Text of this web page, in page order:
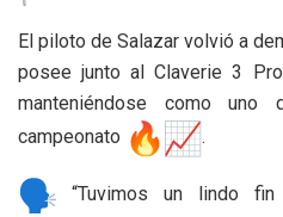
El piloto de Salazar volvió a
posee junto al Claverie 3
manteniéndose como uno
campeonato
.
“Tuvimos un lindo